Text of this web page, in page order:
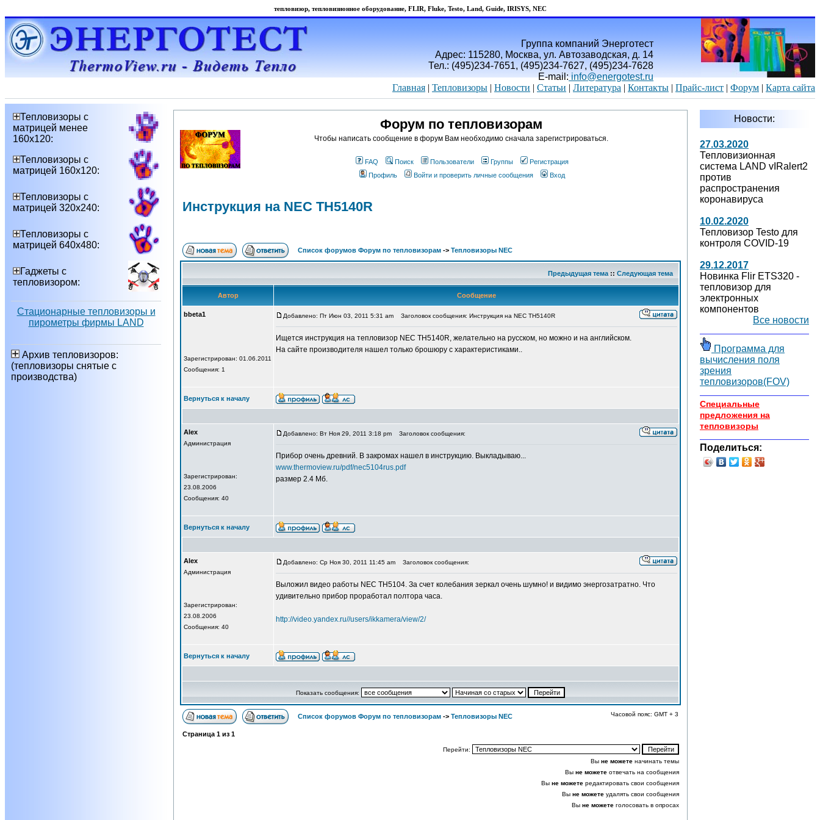
тепловизор, тепловизионное оборудование, FLIR, Fluke, Testo, Land, Guide, IRISYS, NEC
Группа компаний Энерготест
Адрес: 115280, Москва, ул. Автозаводская, д. 14
Тел.: (495)234-7651, (495)234-7627, (495)234-7628
E-mail:info@energotest.ru
Главная | Тепловизоры | Новости | Статьи | Литература | Контакты | Прайс-лист | Форум | Карта сайта
Тепловизоры с
матрицей менее
160х120:
Тепловизоры с
матрицей 160х120:
Тепловизоры с
матрицей 320х240:
Тепловизоры с
матрицей 640х480:
Гаджеты с
тепловизором:
Стационарные тепловизоры и
пирометры фирмы LAND
Архив тепловизоров:
(тепловизоры снятые с
производства)
Форум по тепловизорам
Чтобы написать сообщение в форум Вам необходимо сначала зарегистрироваться.
FAQ Поиск Пользователи Группы
Регистрация
Профиль
Войти и проверить личные сообщения Вход
Инструкция на NEC TH5140R
Список форумов Форум по тепловизорам -> Тепловизоры NEC
Предыдущая тема :: Следующая тема
Автор Сообщение
bbeta1
Зарегистрирован: 01.06.2011
Сообщения: 1
Добавлено: Пт Июн 03, 2011 5:31 am Заголовок сообщения: Инструкция на NEC TH5140R
Ищется инструкция на тепловизор NEC TH5140R, желательно на русском, но можно и на английском.
На сайте производителя нашел только брошюру с характеристиками..
Вернуться к началу
Alex
Администрация
Зарегистрирован:
23.08.2006
Сообщения: 40
Добавлено: Вт Ноя 29, 2011 3:18 pm Заголовок сообщения:
Прибор очень древний. В закромах нашел в инструкцию. Выкладываю...
www.thermoview.ru/pdf/nec5104rus.pdf
размер 2.4 Мб.
Вернуться к началу
Alex
Администрация
Зарегистрирован:
23.08.2006
Сообщения: 40
Добавлено: Ср Ноя 30, 2011 11:45 am Заголовок сообщения:
Выложил видео работы NEC TH5104. За счет колебания зеркал очень шумно! и видимо энергозатратно. Что
удивительно прибор проработал полтора часа.
http://video.yandex.ru//users/ikkamera/view/2/
Вернуться к началу
Показать сообщения:
Список форумов Форум по тепловизорам -> Тепловизоры NEC Часовой пояс: GMT + 3
Страница 1 из 1
Перейти:
Вы не можете начинать темы
Вы не можете отвечать на сообщения
Вы не можете редактировать свои сообщения
Вы не можете удалять свои сообщения
Вы не можете голосовать в опросах
Новости:
27.03.2020
Тепловизионная
система LAND vIRalert2
против
распространения
коронавируса
10.02.2020
Тепловизор Testo для
контроля COVID-19
29.12.2017
Новинка Flir ETS320 -
тепловизор для
электронных
компонентов
Все новости
Программа для
вычисления поля
зрения
тепловизоров(FOV)
Специальные
предложения на
тепловизоры
Поделиться: